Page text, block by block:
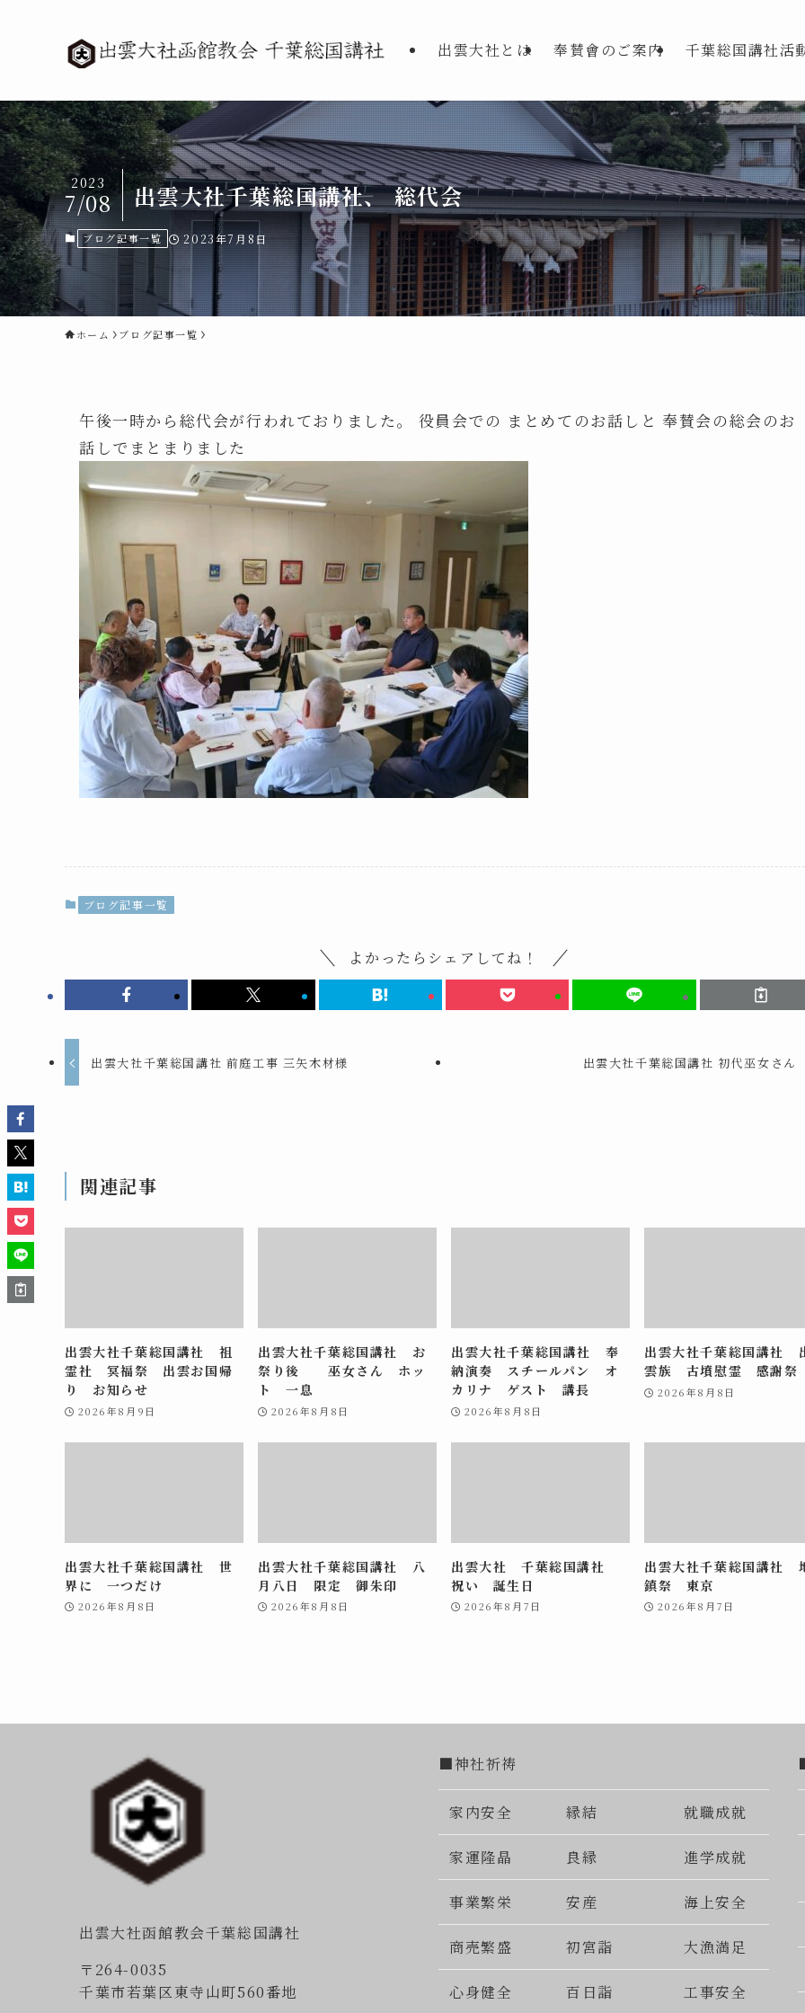
出雲大社とは 奉賛會のご案内 千葉総国講社活
出雲大社千葉総国講社、 総代会
2023
7/08
ブログ記事一覧 2023年7月8日
ホーム ブログ記事一覧
午後一時から総代会が行われておりました。 役員会での まとめてのお話しと 奉賛会の総会のお
話しでまとまりました
ブログ記事一覧
よかったらシェアしてね！
出雲大社千葉総国講社 前庭工事 三矢木材様 出雲大社千葉総国講社 初代巫女さん
関連記事
出雲大社千葉総国講社 祖
霊社 冥福祭 出雲お国帰
り お知らせ
2026年8月9日
出雲大社千葉総国講社 お
祭り後 巫女さん ホッ
ト 一息
2026年8月8日
出雲大社千葉総国講社 奉
納演奏 スチールパン オ
カリナ ゲスト 講長
2026年8月8日
出雲大社千葉総国講社
雲族 古墳慰霊 感謝祭
2026年8月8日
出雲大社千葉総国講社 世
界に 一つだけ
2026年8月8日
出雲大社千葉総国講社 八
月八日 限定 御朱印
2026年8月8日
出雲大社 千葉総国講社
祝い 誕生日
2026年8月7日
出雲大社千葉総国講社
鎮祭 東京
2026年8月7日
出雲大社函館教会千葉総国講社
〒264-0035
千葉市若葉区東寺山町560番地
■神社祈祷
家内安全 縁結 就職成就
家運隆晶 良縁 進学成就
事業繁栄 安産 海上安全
商売繁盛 初宮詣 大漁満足
心身健全 百日詣 工事安全